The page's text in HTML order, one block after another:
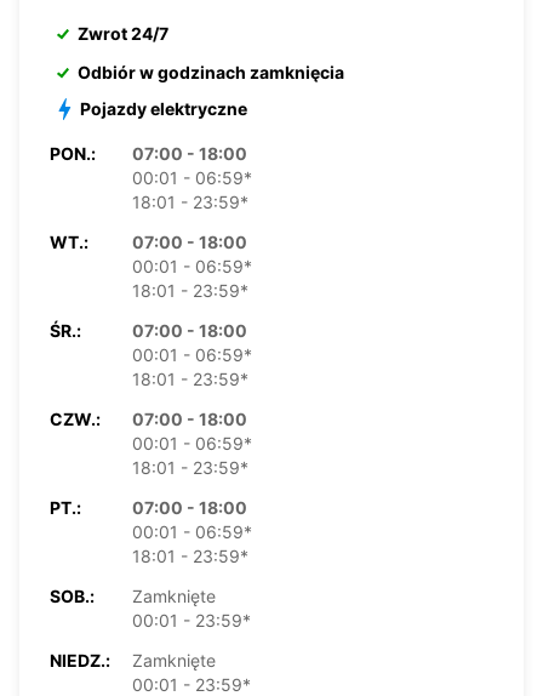
Zwrot 24/7
Odbiór w godzinach zamknięcia
Pojazdy elektryczne
PON.:
07:00 - 18:00
00:01 - 06:59*
18:01 - 23:59*
WT.:
07:00 - 18:00
00:01 - 06:59*
18:01 - 23:59*
ŚR.:
07:00 - 18:00
00:01 - 06:59*
18:01 - 23:59*
CZW.:
07:00 - 18:00
00:01 - 06:59*
18:01 - 23:59*
PT.:
07:00 - 18:00
00:01 - 06:59*
18:01 - 23:59*
SOB.:
Zamknięte
00:01 - 23:59*
NIEDZ.:
Zamknięte
00:01 - 23:59*